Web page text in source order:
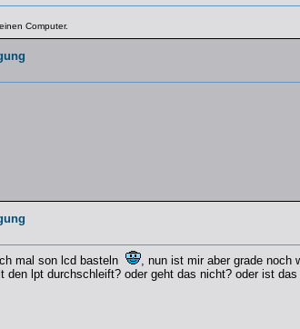
Computer.
mal son lcd basteln
, nun ist mir aber grade noch
lpt durchschleift? oder geht das nicht? oder ist das